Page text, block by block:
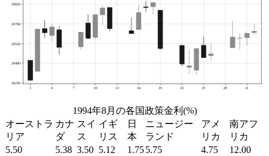
1994年8月の各国政策金利(%)
オーストラ
リア
カナ
ダ
スイ
ス
イギ
リス
日
本
ニュージー
ランド
アメ
リカ
南アフ
リカ
5.50
5.38 3.50 5.12 1.755.75 4.75
12.00